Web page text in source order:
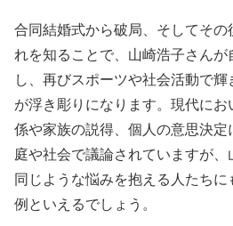
合同結婚式から破局、そしてそ
れを知ることで、山崎浩子さん
し、再びスポーツや社会活動で
が浮き彫りになります。現代に
係や家族の説得、個人の意思決
庭や社会で議論されていますが、
同じような悩みを抱える人たち
例といえるでしょう。